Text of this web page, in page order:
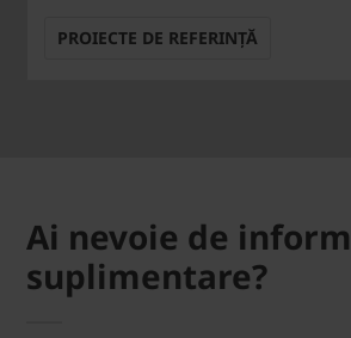
PROIECTE DE REFERINȚĂ
Ai nevoie de
suplimentare?